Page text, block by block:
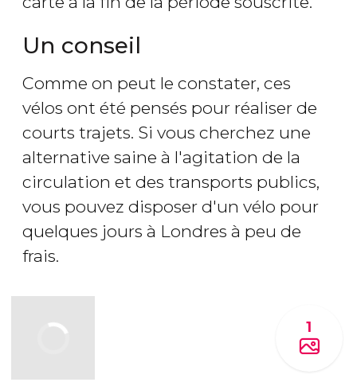
Un conseil
Comme on peut le constater, ces
vélos ont été pensés pour réaliser de
courts trajets. Si vous cherchez une
alternative saine à l'agitation de la
circulation et des transports publics,
vous pouvez disposer d'un vélo pour
quelques jours à Londres à peu de
frais.
1